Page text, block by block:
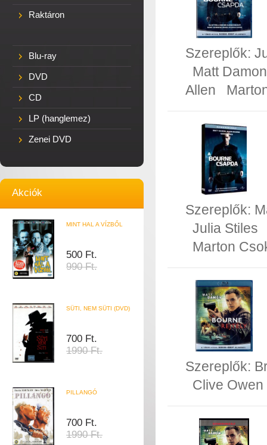
Raktáron
Blu-ray
DVD
CD
LP (hanglemez)
Zenei DVD
Akciók
MINT HAL A VÍZBŐL
500 Ft.
990 Ft.
SÜTI, NEM SÜTI (DVD)
700 Ft.
1990 Ft.
PILLANGÓ
700 Ft.
1990 Ft.
Szereplők:
Matt Damon
Allen
Szereplők:
Julia Stiles
Marton
Szereplők:
Clive Owen